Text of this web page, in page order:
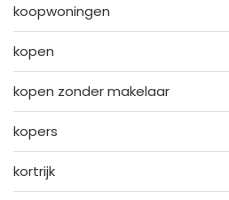
koopwoningen
kopen
kopen zonder makelaar
kopers
kortrijk